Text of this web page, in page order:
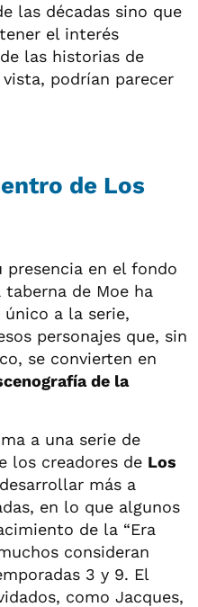
las décadas sino que
el interés
las historias de
podrían parecer
de Los
presencia en el fondo
taberna de Moe ha
a la serie,
personajes que, sin
se convierten en
de la
a una serie de
los creadores de Los
más a
en lo que algunos
de la “Era
consideran
3 y 9. El
como Jacques,